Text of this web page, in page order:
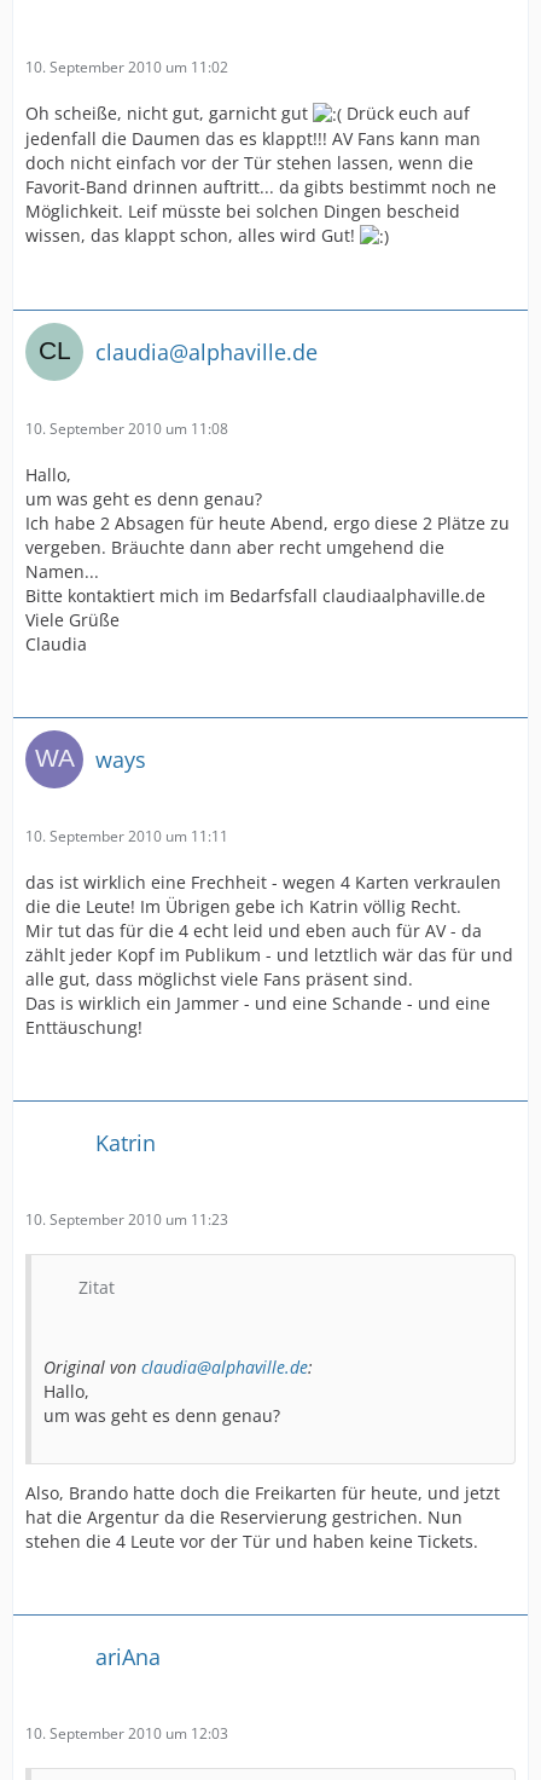
10. September 2010 um 11:02
Oh scheiße, nicht gut, garnicht gut
Drück euch auf
jedenfall die Daumen das es klappt!!! AV Fans kann man
doch nicht einfach vor der Tür stehen lassen, wenn die
Favorit-Band drinnen auftritt... da gibts bestimmt noch ne
Möglichkeit. Leif müsste bei solchen Dingen bescheid
wissen, das klappt schon, alles wird Gut!
claudia@alphaville.de
10. September 2010 um 11:08
Hallo,
um was geht es denn genau?
Ich habe 2 Absagen für heute Abend, ergo diese 2 Plätze zu
vergeben. Bräuchte dann aber recht umgehend die
Namen...
Bitte kontaktiert mich im Bedarfsfall claudiaalphaville.de
Viele Grüße
Claudia
ways
10. September 2010 um 11:11
das ist wirklich eine Frechheit - wegen 4 Karten verkraulen
die die Leute! Im Übrigen gebe ich Katrin völlig Recht.
Mir tut das für die 4 echt leid und eben auch für AV - da
zählt jeder Kopf im Publikum - und letztlich wär das für und
alle gut, dass möglichst viele Fans präsent sind.
Das is wirklich ein Jammer - und eine Schande - und eine
Enttäuschung!
Katrin
10. September 2010 um 11:23
Zitat
Original von claudia@alphaville.de:
Hallo,
um was geht es denn genau?
Also, Brando hatte doch die Freikarten für heute, und jetzt
hat die Argentur da die Reservierung gestrichen. Nun
stehen die 4 Leute vor der Tür und haben keine Tickets.
ariAna
10. September 2010 um 12:03